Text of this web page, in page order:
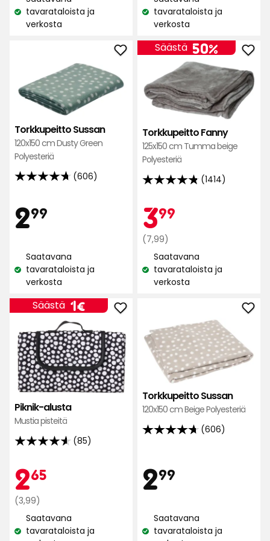
Katso
saatavuus:
tavarataloista ja
verkosta
Katso
saatavuus:
tavarataloista ja
verkosta
Torkkupeitto Sussan
120x150 cm Dusty Green
Polyesteriä
(606)
4.7
5:stä,
606
perusteella
Hinta
299
€
Katso
saatavuus:
Saatavana
tavarataloista ja
verkosta
Lisää
Torkkupeitto
Sussan
suosikkeihin
Torkkupeitto Fanny
125x150 cm Tumma beige
Polyesteriä
(1414)
4.8
5:stä,
1414
arvostelun
perusteella
399
€
Normaali
hinta
7,99
€
(7,99)
Säästä 50%
Katso
saatavuus:
Saatavana
tavarataloista ja
verkosta
Piknik-alusta
Mustia pisteitä
(85)
4.6
5:stä,
85
arvostelun
perusteella
265
€
Normaali
hinta
3,99
€
(3,99)
Säästä Hinta
1€1
Katso
Saatavana
tavarataloista ja
Lisää
Piknik-
alusta
suosikkeihin
Torkkupeitto Sussan
120x150 cm Beige Polyesteriä
(606)
4.7
606
arvostelun
299
€
Katso
Saatavana
tavarataloista ja